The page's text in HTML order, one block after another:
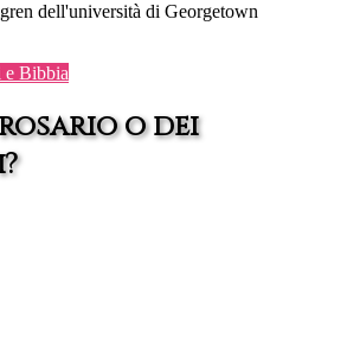
dell'università di Georgetown
e Bibbia
o dei